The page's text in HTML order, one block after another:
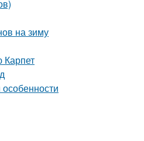
на зиму
Карпет